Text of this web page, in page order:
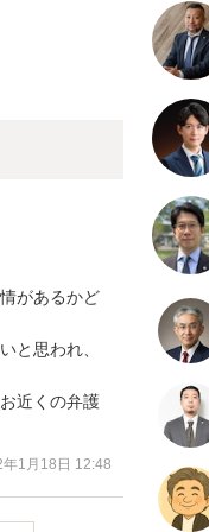
があるかど
と思われ、
近くの弁護
1月18日 12:48